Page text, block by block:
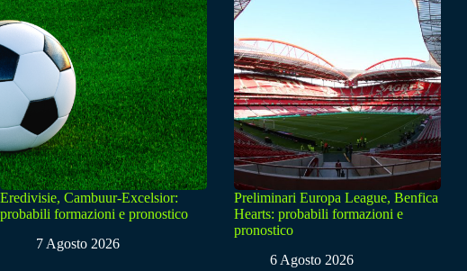
Eredivisie, Cambuur-Excelsior:
probabili formazioni e pronostico
7 Agosto 2026
Preliminari Europa League, Benfica
Hearts: probabili formazioni e
pronostico
6 Agosto 2026